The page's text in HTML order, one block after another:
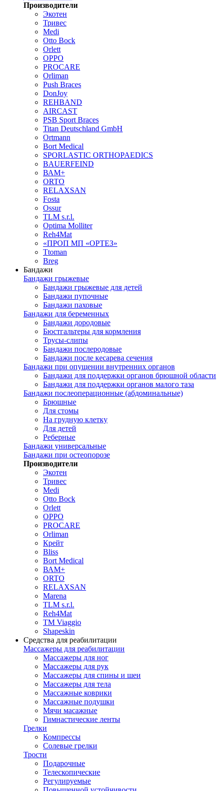
Производители
Экотен
Тривес
Medi
Otto Bock
Orlett
OPPO
PROCARE
Orliman
Push Braces
DonJoy
REHBAND
AIRCAST
PSB Sport Braces
Titan Deutschland GmbH
Ortmann
Bort Medical
SPORLASTIC ORTHOPAEDICS
BAUERFEIND
ВАМ+
ORTO
RELAXSAN
Fosta
Ossur
TLM s.r.l.
Optima Molliter
Reh4Mat
«ПРОП МП «ОРТЕЗ»
Ttoman
Breg
Бандажи
Бандажи грыжевые
Бандажи грыжевые для детей
Бандажи пупочные
Бандажи паховые
Бандажи для беременных
Бандажи дородовые
Бюстгальтеры для кормления
Трусы-слипы
Бандажи послеродовые
Бандажи после кесарева сечения
Бандажи при опущении внутренних органов
Бандажи для поддержки органов брюшной области
Бандажи для поддержки органов малого таза
Бандажи послеоперационные (абдоминальные)
Брюшные
Для стомы
На грудную клетку
Для детей
Реберные
Бандажи универсальные
Бандажи при остеопорозе
Производители
Экотен
Тривес
Medi
Otto Bock
Orlett
OPPO
PROCARE
Orliman
Крейт
Bliss
Bort Medical
ВАМ+
ORTO
RELAXSAN
Marena
TLM s.r.l.
Reh4Mat
TM Viaggio
Shapeskin
Средства для реабилитации
Массажеры для реабилитации
Массажеры для ног
Массажеры для рук
Массажеры для спины и шеи
Массажеры для тела
Массажные коврики
Массажные подушки
Мячи масажные
Гимнастические ленты
Грелки
Компрессы
Солевые грелки
Трости
Подарочные
Телескопические
Регулируемые